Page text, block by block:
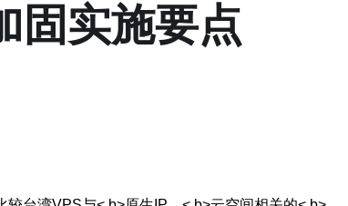
固实施要点